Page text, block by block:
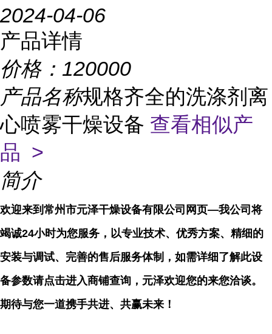
2024-04-06
产品详情
价格： 120000
产品名称规格齐全的洗涤剂离
心喷雾干燥设备 查看相似产
品 >
简介
欢迎来到常州市元泽干燥设备有限公司网页—我公司将
竭诚24小时为您服务，以专业技术、优秀方案、精细的
安装与调试、完善的售后服务体制，如需详细了解此设
备参数请点击进入商铺查询，元泽欢迎您的来您洽谈。
期待与您一道携手共进、共赢未来！